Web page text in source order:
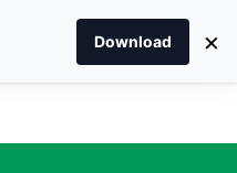
Download ×